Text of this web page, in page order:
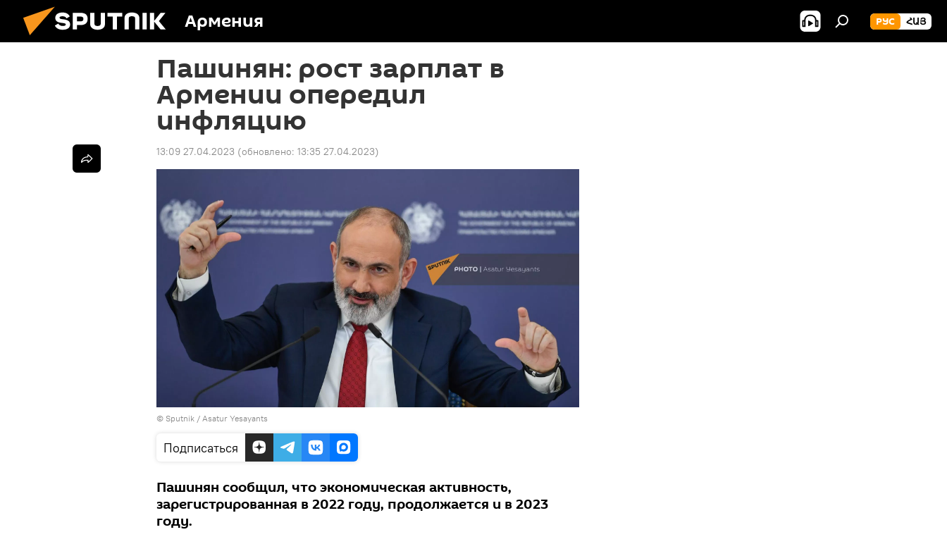
Армения РУС ՀԱՅ
Пашинян: рост зарплат в
Армении опередил
инфляцию
13:09 27.04.2023 (обновлено: 13:35 27.04.2023)
© Sputnik / Asatur Yesayants
Подписаться
Пашинян сообщил, что экономическая активность,
зарегистрированная в 2022 году, продолжается и в 2023
году.